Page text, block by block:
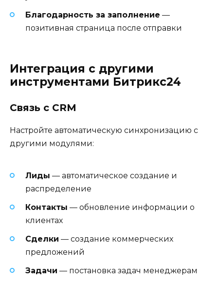
Благодарность за заполнение —
позитивная страница после отправки
Интеграция с другими
инструментами Битрикс24
Связь с CRM
Настройте автоматическую синхронизацию с
другими модулями:
Лиды — автоматическое создание и
распределение
Контакты — обновление информации о
клиентах
Сделки — создание коммерческих
предложений
Задачи — постановка задач менеджерам